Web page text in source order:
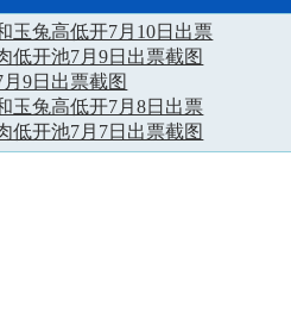
玉兔高低开7月10日出票
低开池7月9日出票截图
9日出票截图
玉兔高低开7月8日出票
低开池7月7日出票截图